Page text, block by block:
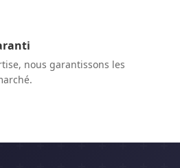
nous garantissons les